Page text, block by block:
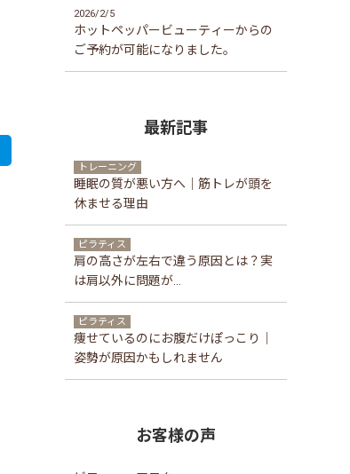
2026/2/5
ホットペッパービューティーからの
ご予約が可能になりました。
最新記事
トレーニング
睡眠の質が悪い方へ｜筋トレが頭を
休ませる理由
ピラティス
肩の高さが左右で違う原因とは？実
は肩以外に問題が...
ピラティス
痩せているのにお腹だけぽっこり｜
姿勢が原因かもしれません
お客様の声